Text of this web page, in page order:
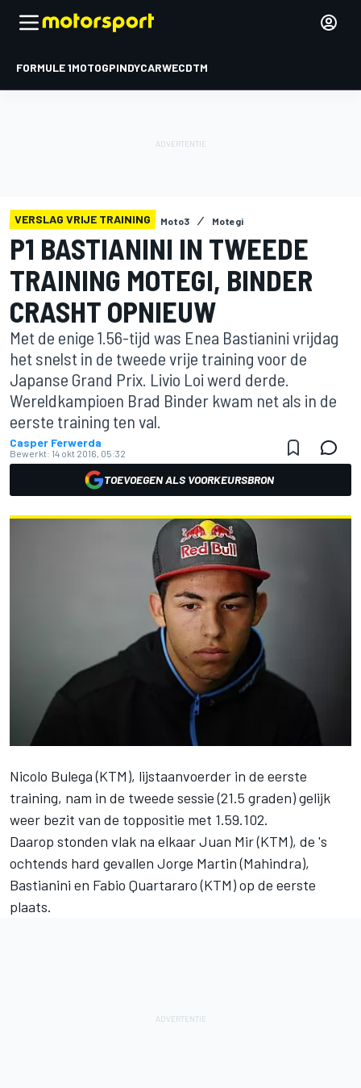
FORMULE 1MOTOGPINDYCARWECDTM
VERSLAG VRIJE TRAINING Moto3 Motegi
P1 BASTIANINI IN TWEEDE
TRAINING MOTEGI, BINDER
CRASHT OPNIEUW
Met de enige 1.56-tijd was Enea Bastianini vrijdag
het snelst in de tweede vrije training voor de
Japanse Grand Prix. Livio Loi werd derde.
Wereldkampioen Brad Binder kwam net als in de
eerste training ten val.
Casper Ferwerda
Bewerkt: 14 okt 2016, 05:32
TOEVOEGEN ALS VOORKEURSBRON
Nicolo Bulega (KTM), lijstaanvoerder in de eerste
training, nam in de tweede sessie (21.5 graden) gelijk
weer bezit van de toppositie met 1.59.102.
Daarop stonden vlak na elkaar Juan Mir (KTM), de 's
ochtends hard gevallen Jorge Martin (Mahindra),
Bastianini en Fabio Quartararo (KTM) op de eerste
plaats.